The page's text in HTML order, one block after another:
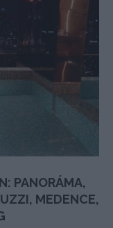
PANORÁMA,
MEDENCE,